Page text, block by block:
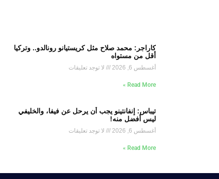
كاراجر: محمد صلاح مثل كريستيانو رونالدو.. وتركيا
أقل من مستواه
أغسطس 6, 2026 لا توجد تعليقات
Read More »
تيباس: إنفانتينو يجب أن يرحل عن فيفا، والخليفي
ليس أفضل منه!
أغسطس 6, 2026 لا توجد تعليقات
Read More »